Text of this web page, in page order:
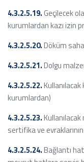
4.3.2.5.19.Geçilecek
kurumlardan kazı izin
4.3.2.5.20.Döküm
4.3.2.5.21.Dolgu
4.3.2.5.22.
kurumlardan)
4.3.2.5.23.
sertifika ve
4.3.2.5.24.Bağlantı